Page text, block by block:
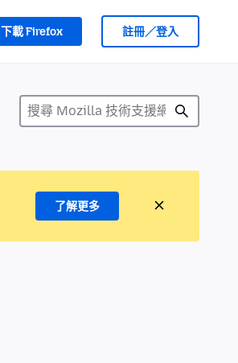
下載 Firefox 註冊／登入
了解更多